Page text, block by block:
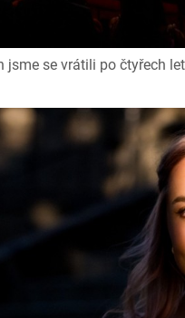
jsme se vrátili po čtyřech